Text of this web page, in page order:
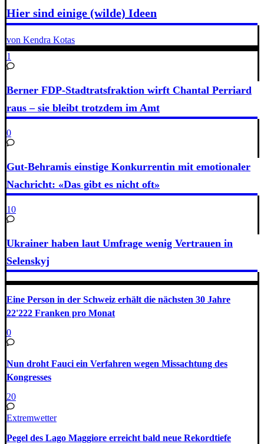
Hier sind einige (wilde) Ideen
von Kendra Kotas
1
Berner FDP-Stadtratsfraktion wirft Chantal Perriard
raus – sie bleibt trotzdem im Amt
0
Gut-Behramis einstige Konkurrentin mit emotionaler
Nachricht: «Das gibt es nicht oft»
10
Ukrainer haben laut Umfrage wenig Vertrauen in
Selenskyj
Eine Person in der Schweiz erhält die nächsten 30 Jahre
22'222 Franken pro Monat
0
Nun droht Fauci ein Verfahren wegen Missachtung des
Kongresses
20
Extremwetter
Pegel des Lago Maggiore erreicht bald neue Rekordtiefe